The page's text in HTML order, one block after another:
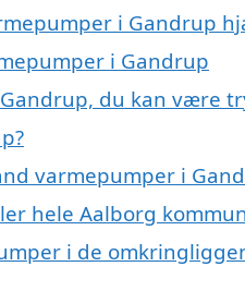
i Gandrup
i Gandrup
du kan være
varmepumper i
hele Aalborg
i de